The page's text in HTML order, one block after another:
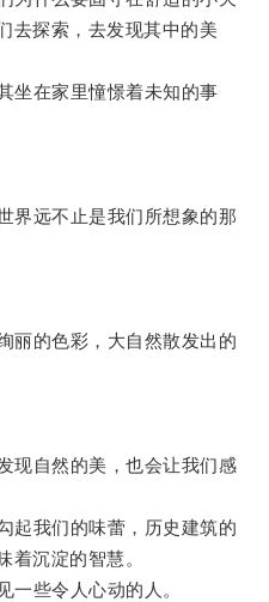
去探索，去发现其中的美
在家里憧憬着未知的事
远不止是我们所想象的那
的色彩，大自然散发出的
自然的美，也会让我们感
我们的味蕾，历史建筑的
着沉淀的智慧。
些令人心动的人。